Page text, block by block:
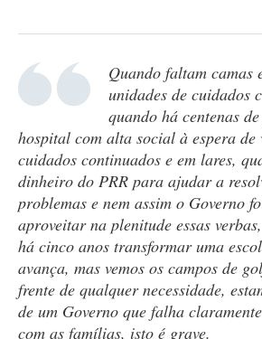
Quando faltam camas
unidades de cuidados
quando há centenas
hospital com alta social à espera de
cuidados continuados e em lares,
dinheiro do PRR para ajudar a
problemas e nem assim o Governo
aproveitar na plenitude essas
há cinco anos transformar uma
avança, mas vemos os campos de
frente de qualquer necessidade,
de um Governo que falha
com as famílias, isto é grave.